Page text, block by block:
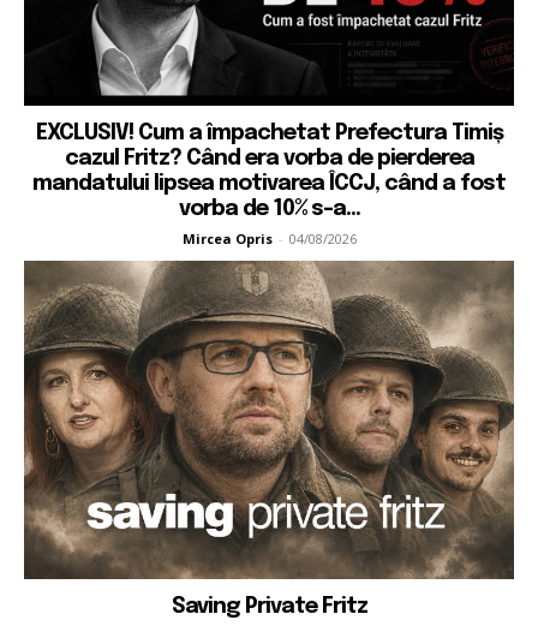
EXCLUSIV! Cum a împachetat Prefectura Timiș
cazul Fritz? Când era vorba de pierderea
mandatului lipsea motivarea ÎCCJ, când a fost
vorba de 10% s-a...
Mircea Opris - 04/08/2026
Saving Private Fritz